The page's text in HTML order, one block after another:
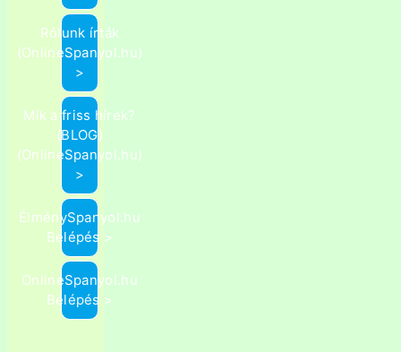
Rólunk írták
(OnlineSpanyol.hu)
>
Mik a friss hírek?
(BLOG)
(OnlineSpanyol.hu)
>
ÉlménySpanyol.hu
Belépés >
OnlineSpanyol.hu
Belépés >